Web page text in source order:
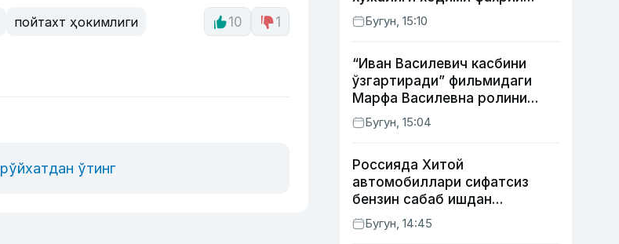
пойтахт ҳокимлиги
10 1
рўйхатдан ўтинг
унвони таъсис этилиши
мумкин
Бугун, 15:10
“Иван Василевич касбини
ўзгартиради” фильмидаги
Марфа Василевна ролини
ижро этган актрисанинг
тақдири қандай кечди?
Бугун, 15:04
Россияда Хитой
автомобиллари сифатсиз
бензин сабаб ишдан
чиқмоқда
Бугун, 14:45